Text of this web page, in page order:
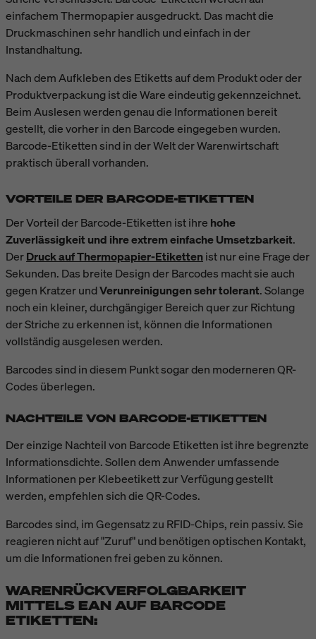
einfachem Thermopapier ausgedruckt. Das macht die
Druckmaschinen sehr handlich und einfach in der
Instandhaltung.
Nach dem Aufkleben des Etiketts auf dem Produkt oder der
Produktverpackung ist die Ware eindeutig gekennzeichnet.
Beim Auslesen werden genau die Informationen bereit
gestellt, die vorher in den Barcode eingegeben wurden.
Barcode-Etiketten sind in der Welt der Warenwirtschaft
praktisch überall vorhanden.
VORTEILE DER BARCODE-ETIKETTEN
Der Vorteil der Barcode-Etiketten ist ihre hohe
Zuverlässigkeit und ihre extrem einfache Umsetzbarkeit.
DerDruck auf Thermopapier-Etikettenist nur eine Frage der
Sekunden. Das breite Design der Barcodes macht sie auch
gegen Kratzer undVerunreinigungen sehr tolerant. Solange
noch ein kleiner, durchgängiger Bereich quer zur Richtung
der Striche zu erkennen ist, können die Informationen
vollständig ausgelesen werden.
Barcodes sind in diesem Punkt sogar den moderneren QR-
Codes überlegen.
NACHTEILE VON BARCODE-ETIKETTEN
Der einzige Nachteil von Barcode Etiketten ist ihre begrenzte
Informationsdichte. Sollen dem Anwender umfassende
Informationen per Klebeetikett zur Verfügung gestellt
werden, empfehlen sich die QR-Codes.
Barcodes sind, im Gegensatz zu RFID-Chips, rein passiv. Sie
reagieren nicht auf "Zuruf" und benötigen optischen Kontakt,
um die Informationen frei geben zu können.
WARENRÜCKVERFOLGBARKEIT
MITTELS EAN AUF BARCODE
ETIKETTEN: